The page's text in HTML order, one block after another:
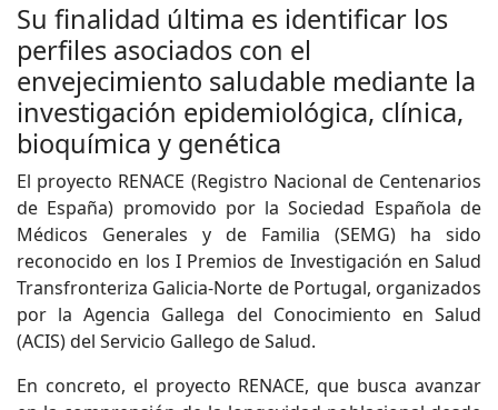
Su finalidad última es identificar los
perfiles asociados con el
envejecimiento saludable mediante la
investigación epidemiológica, clínica,
bioquímica y genética
El proyecto RENACE (Registro Nacional de Centenarios
de España) promovido por la Sociedad Española de
Médicos Generales y de Familia (SEMG) ha sido
reconocido en los I Premios de Investigación en Salud
Transfronteriza Galicia-Norte de Portugal, organizados
por la Agencia Gallega del Conocimiento en Salud
(ACIS) del Servicio Gallego de Salud.
En concreto, el proyecto RENACE, que busca avanzar